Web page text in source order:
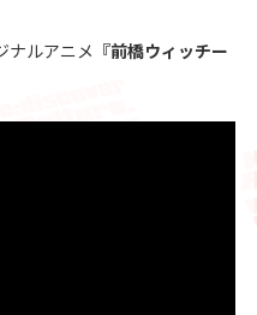
ナルアニメ 『前橋ウィッチー